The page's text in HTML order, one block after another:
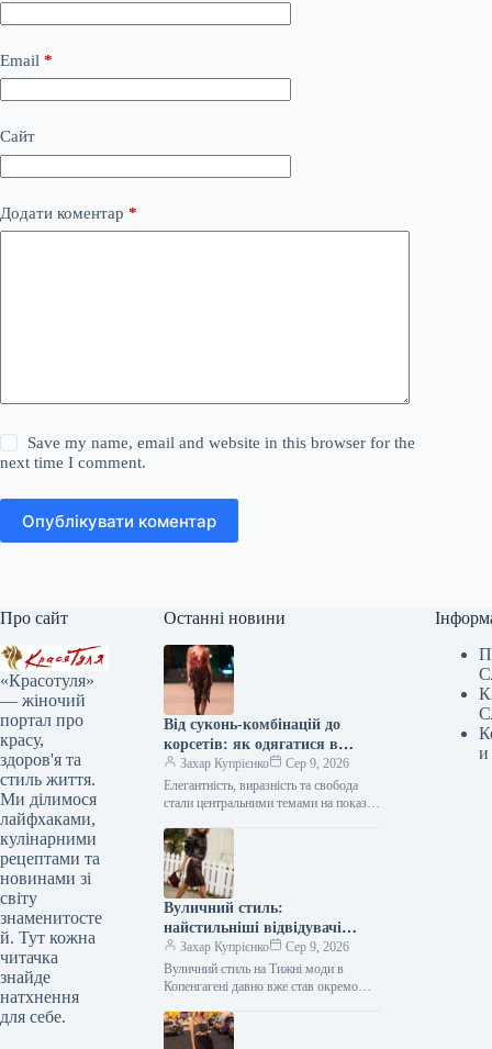
Email *
Сайт
Додати коментар *
Save my name, email and website in this browser for the
next time I comment.
Опублікувати коментар
Про сайт
«Красотуля»
— жіночий
портал про
красу,
здоров'я та
стиль життя.
Ми ділимося
лайфхаками,
кулінарними
рецептами та
новинами зі
світу
знаменитосте
й. Тут кожна
читачка
знайде
натхнення
для себе.
Останні новини
Від суконь-комбінацій до
корсетів: як одягатися в
білизняному стилі восени 2026
року, як це демонстрували на
подіумах
Захар Купрієнко
Сер 9, 2026
Елегантність, виразність та свобода
стали центральними темами на показах
через зухвало відвертий одяг
білизняного стилю. Йдеться не…
Вуличний стиль:
найстильніші відвідувачі
Копенгагенського тижня моди
Захар Купрієнко
Сер 9, 2026
Вуличний стиль на Тижні моди в
Копенгагені давно вже став окремою
тренди нарівні з Парижем…
и